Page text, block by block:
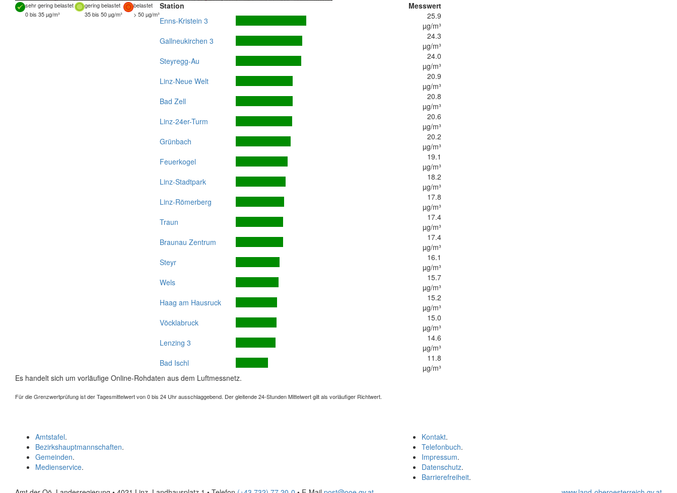
sehr gering belastet gering belastet
belastet
0 bis 35 µg/m³
35 bis 50 µg/m³ > 50 µg/m³
Station
Messwert
Enns-Kristein 3
25.9
µg/m³
Gallneukirchen 3
24.3
µg/m³
Steyregg-Au
24.0
µg/m³
Linz-Neue Welt
20.9
µg/m³
Bad Zell
20.8
µg/m³
Linz-24er-Turm
20.6
µg/m³
Grünbach
20.2
µg/m³
Feuerkogel
19.1
µg/m³
Linz-Stadtpark
18.2
µg/m³
Linz-Römerberg
17.8
µg/m³
Traun
17.4
µg/m³
Braunau Zentrum
17.4
µg/m³
Steyr
16.1
µg/m³
Wels
15.7
µg/m³
Haag am Hausruck
15.2
µg/m³
Vöcklabruck
15.0
µg/m³
Lenzing 3
14.6
µg/m³
Bad Ischl
11.8
µg/m³
Es handelt sich um vorläufige Online-Rohdaten aus dem Luftmessnetz.
Für die Grenzwertprüfung ist der Tagesmittelwert von 0 bis 24 Uhr ausschlaggebend. Der gleitende 24-Stunden Mittelwert gilt als vorläufiger Richtwert.
Kontakt.
Telefonbuch.
Impressum.
Datenschutz.
Barrierefreiheit.
Amtstafel.
Bezirkshauptmannschaften.
Gemeinden.
Medienservice.